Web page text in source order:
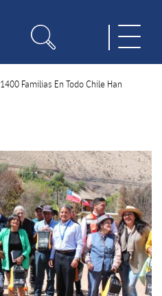
Familias En Todo Chile Han